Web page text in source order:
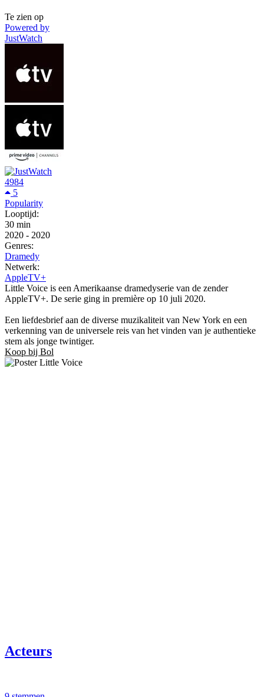
Te zien op
Powered by
JustWatch
4984
5
Popularity
Looptijd:
30 min
2020 - 2020
Genres:
Dramedy
Netwerk:
AppleTV+
Little Voice is een Amerikaanse dramedyserie van de zender
AppleTV+. De serie ging in première op 10 juli 2020.
Een liefdesbrief aan de diverse muzikaliteit van New York en een
verkenning van de universele reis van het vinden van je authentieke
stem als jonge twintiger.
Koop bij Bol
Acteurs